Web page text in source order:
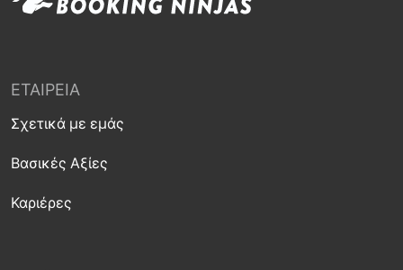
ΕΤΑΙΡΕΊΑ
Σχετικά με εμάς
Βασικές Αξίες
Καριέρες